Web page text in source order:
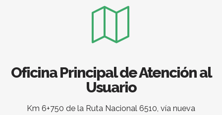
Oficina Principal de Atención al
Usuario
Km 6+750 de la Ruta Nacional 6510, vía nueva